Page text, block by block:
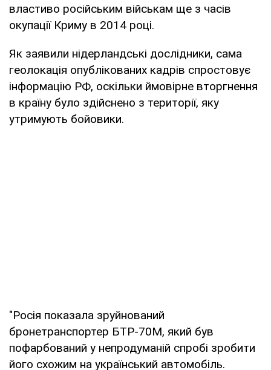
властиво російським військам ще з часів
окупації Криму в 2014 році.
Як заявили нідерландські дослідники, сама
геолокація опублікованих кадрів спростовує
інформацію РФ, оскільки ймовірне вторгнення
в країну було здійснено з території, яку
утримують бойовики.
"Росія показала зруйнований
бронетранспортер БТР-70М, який був
пофарбований у непродуманій спробі зробити
його схожим на український автомобіль.